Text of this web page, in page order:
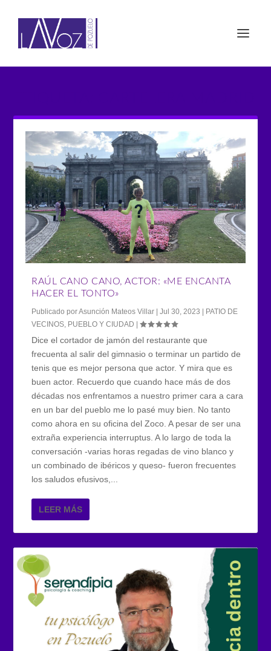
RAÚL CANO CANO, ACTOR: «ME ENCANTA
HACER EL TONTO»
Publicado porAsunción Mateos Villar |Jul 30, 2023 | PATIO DE
VECINOS PUEBLO Y CIUDAD |
Dice el cortador de jamón del restaurante que
frecuenta al salir del gimnasio o terminar un partido de
tenis que es mejor persona que actor. Y mira que es
buen actor. Recuerdo que cuando hace más de dos
décadas nos enfrentamos a nuestro primer cara a cara
en un bar del pueblo me lo pasé muy bien. No tanto
como ahora en su oficina del Zoco. A pesar de ser una
extraña experiencia interruptus. A lo largo de toda la
conversación -varias horas regadas de vino blanco y
un combinado de ibéricos y queso- fueron frecuentes
los saludos efusivos,...
LEER MÁS